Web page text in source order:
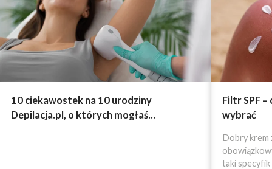
10 ciekawostek na 10 urodziny
Depilacja.pl, o których mogłaś...
Filtr SPF
wybrać
Dobry krem
taki specyfik